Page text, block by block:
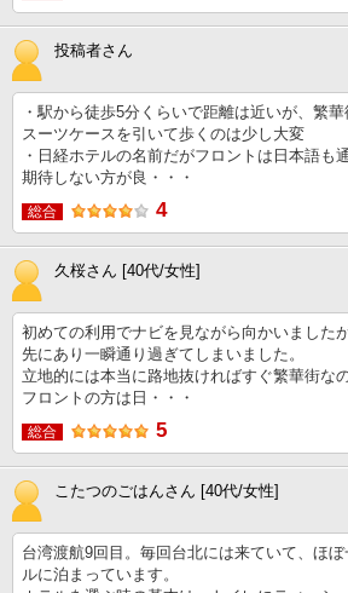
投稿者さん
・駅から徒歩5分くらいで距離は近いが、繁
スーツケースを引いて歩くのは少し大変
・日経ホテルの名前だがフロントは日本語も
期待しない方が良・・・
総合 4
久桜さん [40代/女性]
初めての利用でナビを見ながら向かいました
先にあり一瞬通り過ぎてしまいました。
立地的には本当に路地抜ければすぐ繁華街な
フロントの方は日・・・
総合 5
こたつのごはんさん [40代/女性]
台湾渡航9回目。毎回台北には来ていて、ほ
ルに泊まっています。